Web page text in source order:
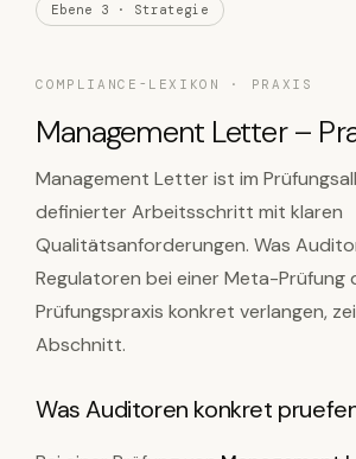
Ebene 3 · Strategie
COMPLIANCE-LEXIKON · PRAXIS
Management Letter –
Management Letter ist im
definierter Arbeitsschritt mit klaren
Qualitätsanforderungen. Was
Regulatoren bei einer Meta-Prüfung
Prüfungspraxis konkret verlangen,
Abschnitt.
Was Auditoren konkret